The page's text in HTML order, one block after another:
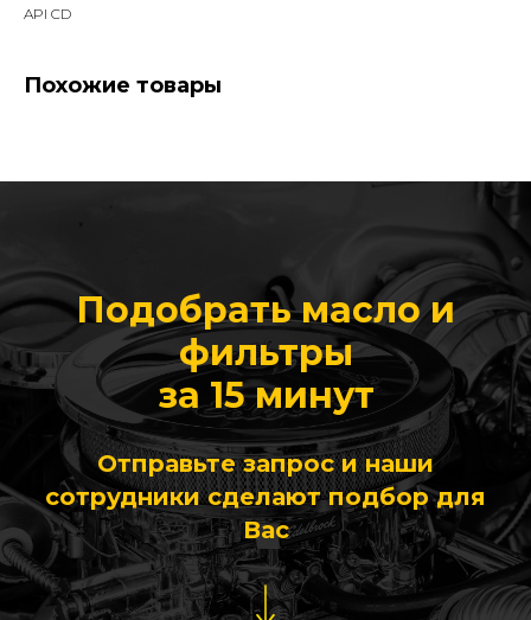
API CD
Похожие товары
Подобрать масло и
фильтры
за 15 минут
Отправьте запрос и наши
сотрудники сделают подбор для
Вас